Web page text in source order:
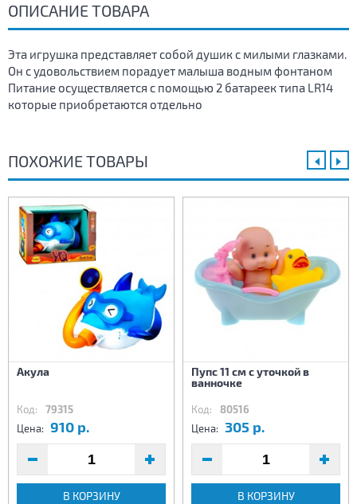
ОПИСАНИЕ ТОВАРА
Эта игрушка представляет собой душик с милыми глазками.
Он с удовольствием порадует малыша водным фонтаном
Питание осуществляется с помощью 2 батареек типа LR14
которые приобретаются отдельно
ПОХОЖИЕ ТОВАРЫ
Акула
Код: 79315
Цена: 910 р.
В КОРЗИНУ
Пупс 11 см с уточкой в
ванночке
Код: 80516
Цена: 305 р.
В КОРЗИНУ